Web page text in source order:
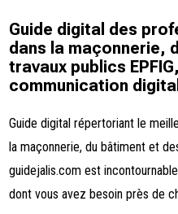
Guide digital des
dans la maçonnerie,
travaux publics
communication
Guide digital répertoriant le
la maçonnerie, du bâtiment et
guidejalis.com est
dont vous avez besoin près de